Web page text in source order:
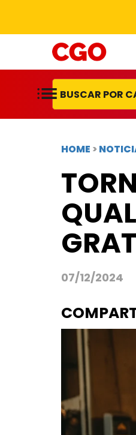
BUSCAR POR
HOME >
07/12/2024